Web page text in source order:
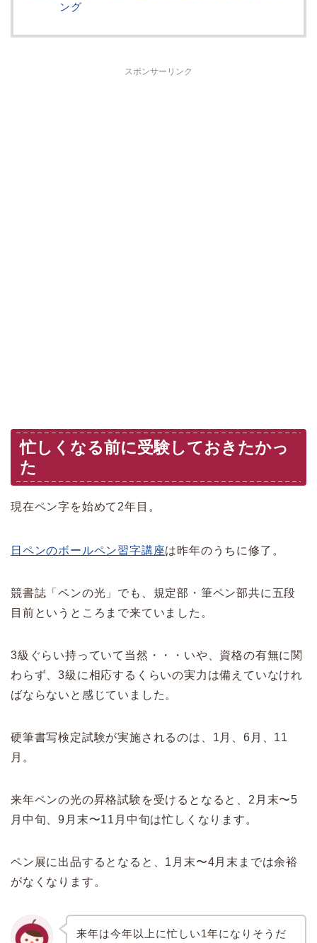
ング
スポンサーリンク
忙しくなる前に受験しておきたかっ
た
現在ペン字を始めて2年目。
日ペンのボールペン習字講座は昨年のうちに修了。
競書誌「ペンの光」でも、規定部・筆ペン部共に五段
目前というところまで来ていました。
3級ぐらい持っていて当然・・・いや、資格の有無に関
わらず、3級に相応するくらいの実力は備えていなけれ
ばならないと感じていました。
硬筆書写検定試験が実施されるのは、1月、6月、11
月。
来年ペンの光の昇格試験を受けるとなると、2月末〜5
月中旬、9月末〜11月中旬は忙しくなります。
ペン展に出品するとなると、1月末〜4月末までは余裕
がなくなります。
来年は今年以上に忙しい1年になりそうだ